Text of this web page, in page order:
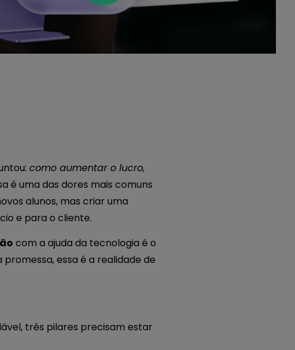
como aumentar o lucro,
é uma das dores mais comuns
alunos, mas criar uma
e para o cliente.
com a ajuda da tecnologia é o
essa é a realidade de
três pilares precisam estar